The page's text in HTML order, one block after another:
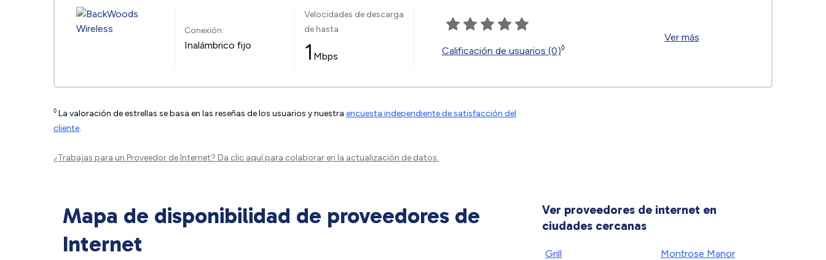
Conexión:
Inalámbrico fijo
Velocidades de descarga
de hasta
1 Mbps Calificación de usuarios (0)◊
Ver más
◊ La valoración de estrellas se basa en las reseñas de los usuarios y nuestra encuesta independiente de satisfacción del
cliente.
¿Trabajas para un Proveedor de Internet? Da clic aquípara colaborar en la actualización de datos.
Mapa de disponibilidad de proveedores de
Internet
Ver proveedores de internet en
ciudades cercanas
Grill
Montrose Manor